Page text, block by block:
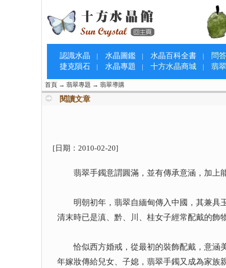
認識水晶 | 水晶圖鑑 | 水晶百科全書 | 問
捷克隕石 | 水晶專題 | 十方水晶商城 | 翡
首頁 → 翡翠專題 → 翡翠導購
閱讀文章
[日期： 2010-02-20]
翡翠手鐲意謂圓滿，並有傳承意涵，加上能
明朝初年，翡翠自緬甸傳入中國，其兼具玉
清末時已是滇、黔、川、桂女子經常配戴的飾物
恰似西方婚戒，從最初的裝飾配戴，意涵美
年嫁妝傳給兒女、子媳，翡翠手鐲又成為家族